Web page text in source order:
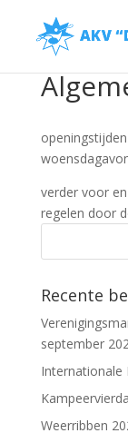
verder voor
regelen door
Recente
september
Internationale
Weerribben